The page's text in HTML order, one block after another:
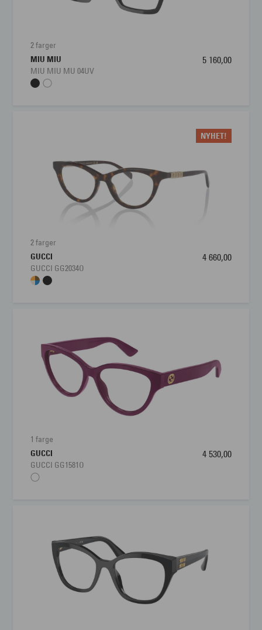
Bredde glass 53 mm
2 farger
MIU MIU
MIU MIU MU 04UV
5 160,00
NYHET!
2 farger
GUCCI
GUCCI GG2034O
4 660,00
1 farge
GUCCI
GUCCI GG1581O
4 530,00